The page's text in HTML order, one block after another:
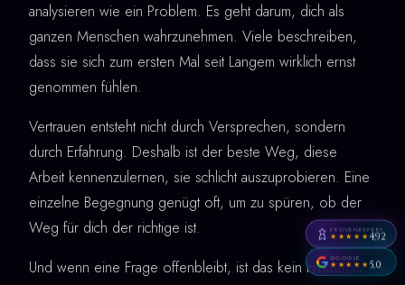
analysieren wie ein Problem. Es geht darum, dich als
ganzen Menschen wahrzunehmen. Viele beschreiben,
dass sie sich zum ersten Mal seit Langem wirklich ernst
genommen fühlen.
Vertrauen entsteht nicht durch Versprechen, sondern
durch Erfahrung. Deshalb ist der beste Weg, diese
Arbeit kennenzulernen, sie schlicht auszuprobieren. Eine
einzelne Begegnung genügt oft, um zu spüren, ob der
Weg für dich der richtige ist.
Und wenn eine Frage offenbleibt, ist das kein Hindernis.
PROVENEXPERT
★★★★★4,92
GOOGLE
★★★★★5,0